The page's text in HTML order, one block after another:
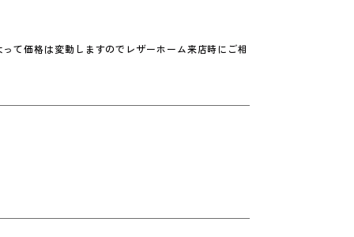
て価格は変動しますのでレザーホーム来店時にご相